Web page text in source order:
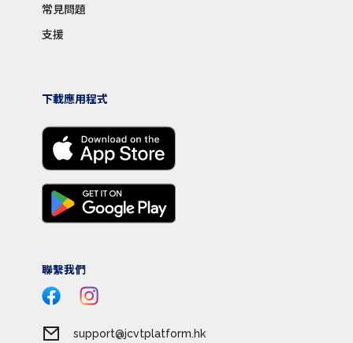
常見問題
支援
下載應用程式
聯繫我們
support@jcvtplatform.hk